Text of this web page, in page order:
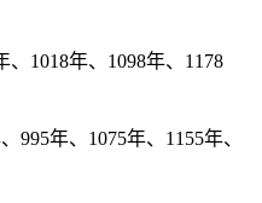
1018年、1098年、1178
995年、1075年、1155年、